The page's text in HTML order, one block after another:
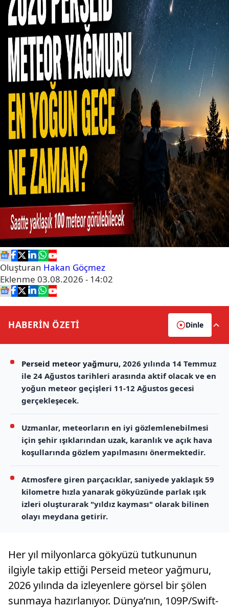
Oluşturan Hakan Göçmez
Eklenme 03.08.2026 - 14:02
HABERİN ÖZETİ Dinle
Perseid meteor yağmuru, 2026 yılında 14 Temmuz
ile 24 Ağustos tarihleri arasında aktif olacak ve en
yoğun meteor geçişleri 11-12 Ağustos gecesi
gerçekleşecek.
Uzmanlar, meteorların en iyi gözlemlenebilmesi
için şehir ışıklarından uzak, karanlık ve açık hava
koşullarında gözlem yapılmasını önermektedir.
Atmosfere giren parçacıklar, saniyede yaklaşık 59
kilometre hızla yanarak gökyüzünde parlak ışık
izleri oluşturarak "yıldız kayması" olarak bilinen
olayı meydana getirir.
Her yıl milyonlarca gökyüzü tutkununun
ilgiyle takip ettiği Perseid meteor yağmuru,
2026 yılında da izleyenlere görsel bir şölen
sunmaya hazırlanıyor. Dünya’nın, 109P/Swift-